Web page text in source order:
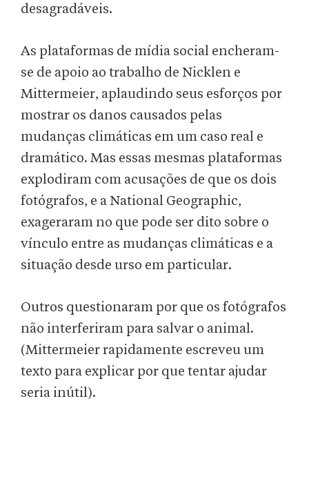
desagradáveis.
As plataformas de mídia social encheram-
se de apoio ao trabalho de Nicklen e
Mittermeier, aplaudindo seus esforços por
mostrar os danos causados pelas
mudanças climáticas em um caso real e
dramático. Mas essas mesmas plataformas
explodiram com acusações de que os dois
fotógrafos, e a National Geographic,
exageraram no que pode ser dito sobre o
vínculo entre as mudanças climáticas e a
situação desde urso em particular.
Outros questionaram por que os fotógrafos
não interferiram para salvar o animal.
(Mittermeier rapidamente escreveu um
texto para explicar por que tentar ajudar
seria inútil).